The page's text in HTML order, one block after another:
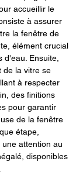
accueillir le
à assurer
la fenêtre de
élément crucial
d'eau. Ensuite,
de la vitre se
à respecter
des finitions
pour garantir
de la fenêtre
étape,
attention au
disponibles